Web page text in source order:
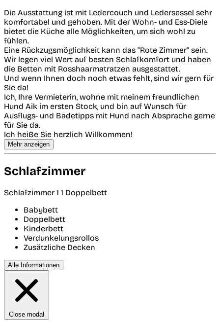
Die Ausstattung ist mit Ledercouch und Ledersessel sehr
komfortabel und gehoben. Mit der Wohn- und Ess-Diele
bietet die Küche alle Möglichkeiten, um sich wohl zu
fühlen.
Eine Rückzugsmöglichkeit kann das "Rote Zimmer" sein.
Wir legen viel Wert auf besten Schlafkomfort und haben
die Betten mit Rosshaarmatratzen ausgestattet.
Und wenn Ihnen doch noch etwas fehlt, sind wir gern für
Sie da!
Ich, Ihre Vermieterin, wohne mit meinem freundlichen
Hund Aik im ersten Stock, und bin auf Wunsch für
Ausflugs- und Badetipps mit Hund nach Absprache gerne
für Sie da.
Ich heiße Sie herzlich Willkommen!
Mehr anzeigen
Schlafzimmer
Schlafzimmer 1 1 Doppelbett
Babybett
Doppelbett
Kinderbett
Verdunkelungsrollos
Zusätzliche Decken
Alle Informationen
Close modal